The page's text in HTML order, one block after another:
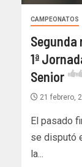
CAMPEONATOS
Segunda
1ª
Senior
21 febrero,
El pasado
se disputó
la...